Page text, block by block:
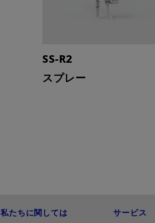
SS-R2
スプレー
私たちに関しては サービス